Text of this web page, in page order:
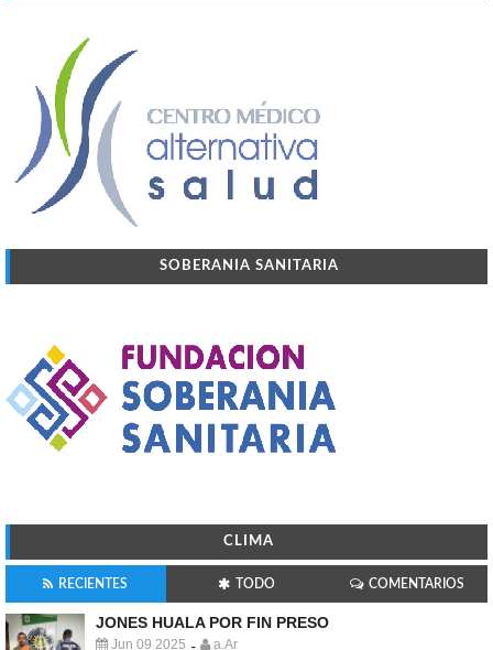
SOBERANIA SANITARIA
CLIMA
RECIENTES TODO COMENTARIOS
JONES HUALA POR FIN PRESO
Jun 09 2025 a.Ar